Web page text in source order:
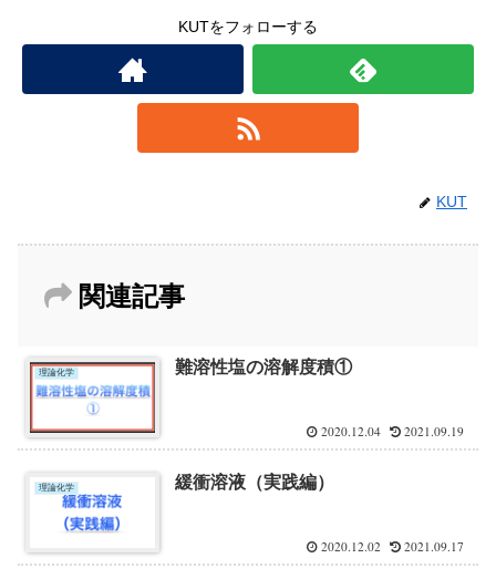
KUTをフォローする
KUT
関連記事
理論化学 難溶性塩の溶解度積①
2020.12.04 2021.09.19
理論化学 緩衝溶液（実践編）
2020.12.02 2021.09.17